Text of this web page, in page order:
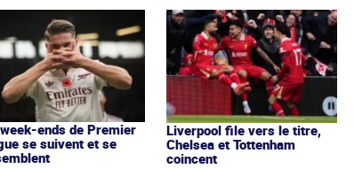
ends de Premier
se suivent et se
Liverpool file vers le titre,
Chelsea et Tottenham
coincent